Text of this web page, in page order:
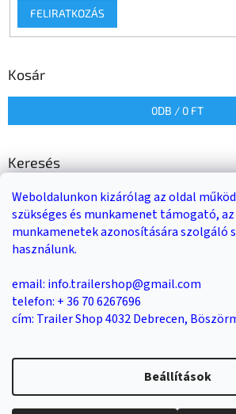
Weboldalunkon kizárólag az oldal
szükséges és munkamenet támogató,
munkamenetek azonosítására szolgáló
használunk.
email: info.trailershop@gmail.com
telefon: + 36 70 6267696
cím: Trailer Shop 4032 Debrecen,
Beállítások
FELIRATKOZÁS
Kosár
0DB / 0 FT
Keresés
KERESÉS